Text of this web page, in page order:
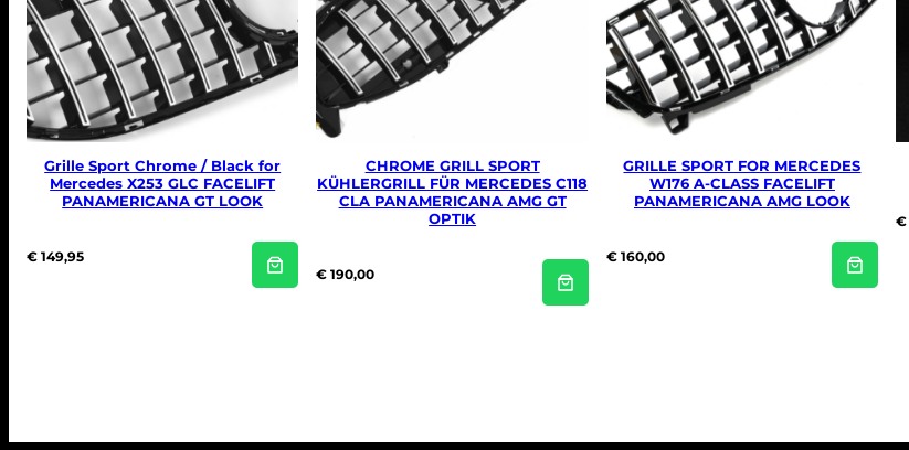
Grille Sport Chrome / Black for
Mercedes X253 GLC FACELIFT
PANAMERICANA GT LOOK
€ 149,95
CHROME GRILL SPORT
KÜHLERGRILL FÜR MERCEDES C118
CLA PANAMERICANA AMG GT
OPTIK
€ 190,00
GRILLE SPORT FOR MERCEDES
W176 A-CLASS FACELIFT
PANAMERICANA AMG LOOK
€160,00
€